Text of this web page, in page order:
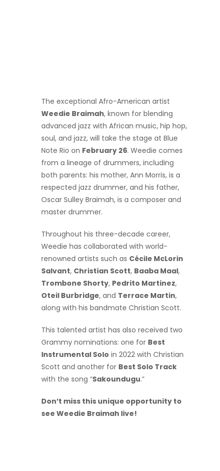
The exceptional Afro-American artist
Weedie Braimah, known for blending
advanced jazz with African music, hip hop,
soul, and jazz, will take the stage at Blue
Note Rio on February 26. Weedie comes
from a lineage of drummers, including
both parents: his mother, Ann Morris, is a
respected jazz drummer, and his father,
Oscar Sulley Braimah, is a composer and
master drummer.
Throughout his three-decade career,
Weedie has collaborated with world-
renowned artists such as Cécile McLorin
Salvant, Christian Scott, Baaba Maal,
Trombone Shorty, Pedrito Martinez,
Oteil Burbridge, and Terrace Martin,
along with his bandmate Christian Scott.
This talented artist has also received two
Grammy nominations: one for Best
Instrumental Solo in 2022 with Christian
Scott and another for Best Solo Track
with the song “Sakoundugu.”
Don’t miss this unique opportunity to
see Weedie Braimah live!